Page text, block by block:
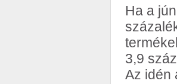
Ha a
3,9
Az idén